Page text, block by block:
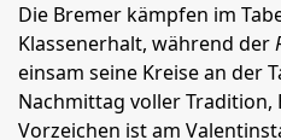
Die Bremer kämpfen im
Klassenerhalt, während der
einsam seine Kreise an der
Nachmittag voller Tradition,
Vorzeichen ist am